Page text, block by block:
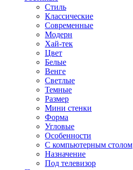
Стиль
Классические
Современные
Модерн
Хай-тек
Цвет
Белые
Венге
Светлые
Темные
Размер
Мини стенки
Форма
Угловые
Особенности
С компьютерным столом
Назначение
Под телевизор